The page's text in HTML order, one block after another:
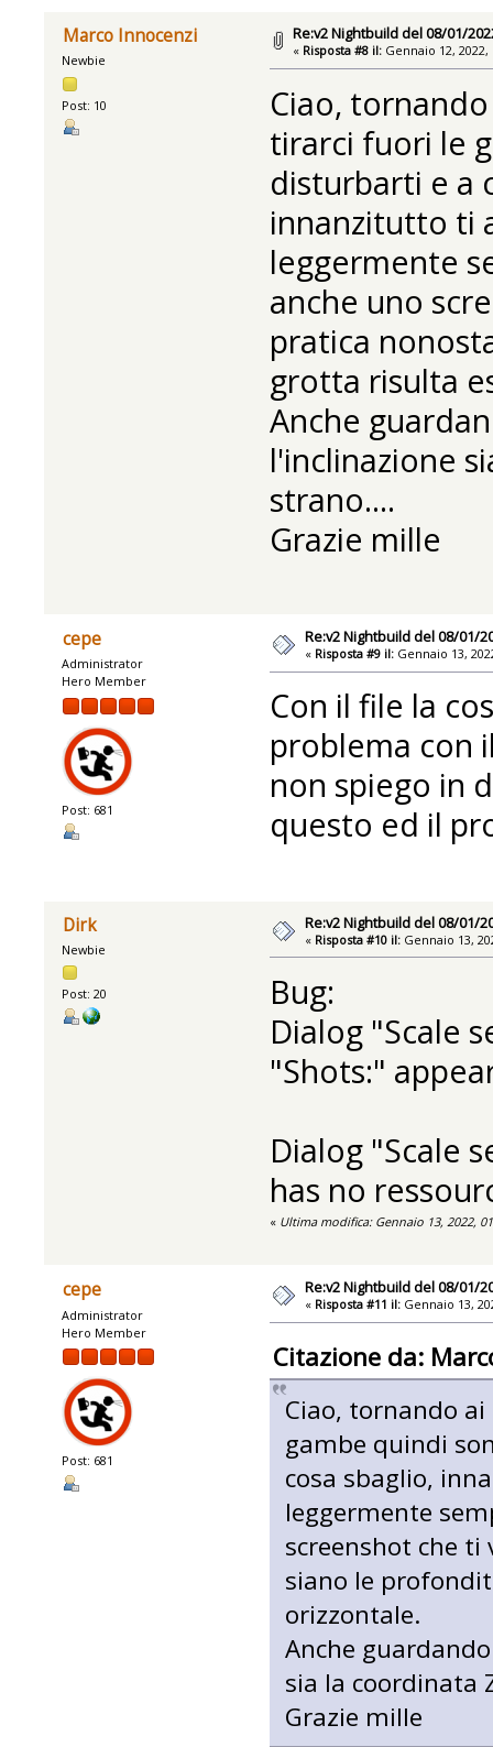
Marco Innocenzi
Newbie
Post: 10
Re:v2 Nightbuild del 08/01/
« Risposta #8 il: Gennaio 12, 2022,
Ciao,
tirarci fuori le
disturbarti e a
innanzitutto ti
leggermente
anche uno
pratica
grotta risulta
Anche
l'inclinazione
strano....
Grazie mille
cepe
Administrator
Hero Member
Post: 681
Re:v2 Nightbuild del 08/01/
« Risposta #9 il: Gennaio 13,
Con il file la
problema con
non spiego in
questo ed il
Dirk
Newbie
Post: 20
Re:v2 Nightbuild del 08/01/
« Risposta #10 il: Gennaio 13,
Bug:
Dialog "Scale
"Shots:"
Dialog "Scale
has no
« Ultima modifica: Gennaio 13, 2022,
cepe
Administrator
Hero Member
Post: 681
Re:v2 Nightbuild del 08/01/
« Risposta #11 il: Gennaio 13,
Citazione da:
Ciao, tornando
gambe quindi
cosa sbaglio,
leggermente
screenshot che
siano le
orizzontale.
Anche
sia la coordinata
Grazie mille